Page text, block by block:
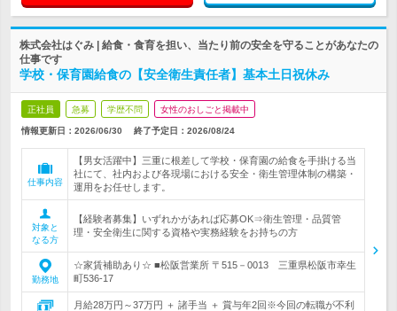
株式会社はぐみ | 給食・食育を担い、当たり前の安全を守ることがあなたの
仕事です
学校・保育園給食の【安全衛生責任者】基本土日祝休み
正社員 急募 学歴不問 女性のおしごと掲載中
情報更新日：2026/06/30 終了予定日： 2026/08/24
仕事内容
【男女活躍中】三重に根差して学校・保育園の給食を手掛ける当
社にて、社内および各現場における安全・衛生管理体制の構築・
運用をお任せします。
対象と
なる方
【経験者募集】いずれかがあれば応募OK⇒衛生管理・品質管
理・安全衛生に関する資格や実務経験をお持ちの方
勤務地
☆家賃補助あり☆ ■松阪営業所 〒515－0013 三重県松阪市幸生
町536-17
月給28万円～37万円 ＋ 諸手当 ＋ 賞与年2回※今回の転職が不利